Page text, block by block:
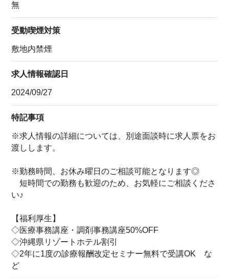
無
受動喫煙対策
敷地内禁煙
求人情報確認日
2024/09/27
特記事項
※求人情報の詳細については、別途面談時に求人票をお
渡しします。
※勤務時間、お休み曜日のご相談可能となります◎
短時間での勤務も歓迎のため、お気軽にご相談くださ
い♪
【福利厚生】
◇医療事務講座・調剤事務講座50%OFF
◇沖縄県リゾートホテル割引
◇2年に1度の診療報酬改定セミナー無料で受講OK な
ど